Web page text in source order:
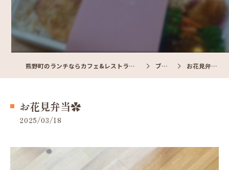
熊野町のランチならカフェ&レストラン Cafe照 ブログ お花見弁当✿
お花見弁当✿
2025/03/18